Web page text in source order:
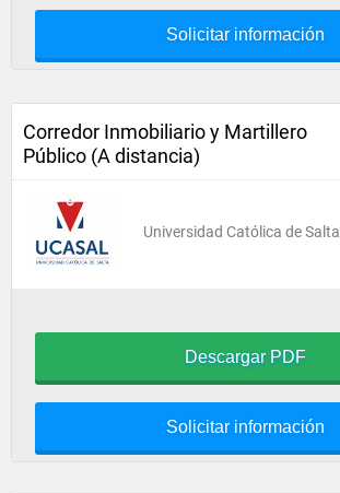
Solicitar información
Corredor Inmobiliario y Martillero
Público (A distancia)
Universidad Católica de Salta
Descargar PDF
Solicitar información